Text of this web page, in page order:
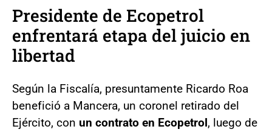
Presidente de Ecopetrol
enfrentará etapa del juicio en
libertad
Según la Fiscalía, presuntamente Ricardo Roa
benefició a Mancera, un coronel retirado del
Ejército, con un contrato en Ecopetrol, luego de